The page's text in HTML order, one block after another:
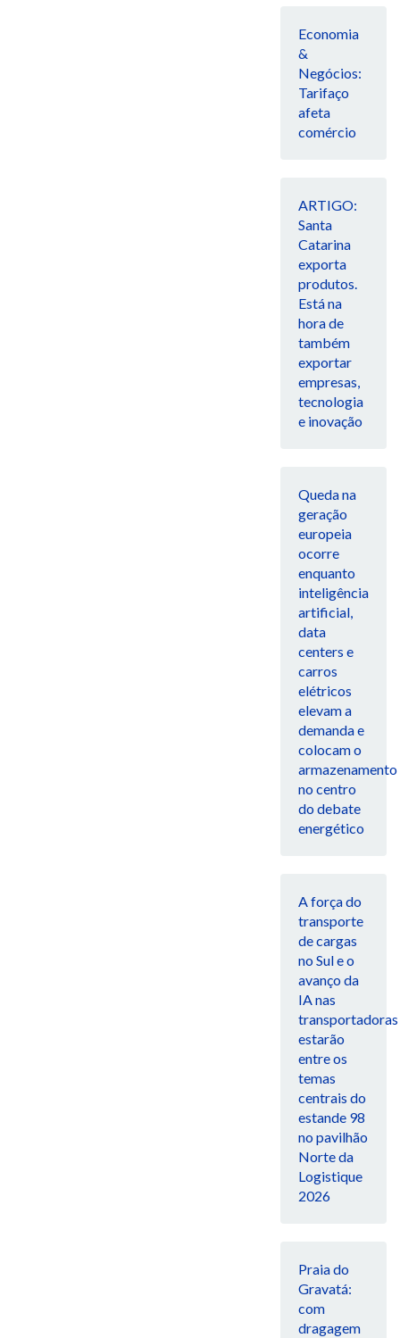
Economia
&
Negócios:
Tarifaço
afeta
comércio
ARTIGO:
Santa
Catarina
exporta
produtos.
Está na
hora de
também
exportar
empresas,
tecnologia
e inovação
Queda na
geração
europeia
ocorre
enquanto
inteligência
artificial,
data
centers e
carros
elétricos
elevam a
demanda e
colocam o
armazenamento
no centro
do debate
energético
A força do
transporte
de cargas
no Sul e o
avanço da
IA nas
transportadoras
estarão
entre os
temas
centrais do
estande 98
no pavilhão
Norte da
Logistique
2026
Praia do
Gravatá:
com
dragagem